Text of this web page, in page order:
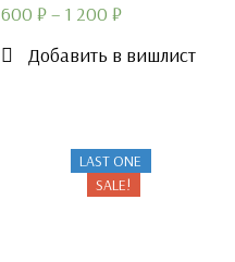
600 ₽– 1 200 ₽
Добавить в вишлист
LAST ONE
SALE!